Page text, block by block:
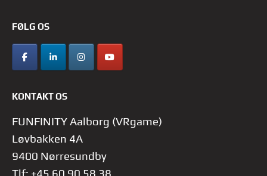
FØLG OS
KONTAKT OS
FUNFINITY Aalborg (VRgame)
Løvbakken 4A
9400 Nørresundby
Tlf: +45 60 90 58 38